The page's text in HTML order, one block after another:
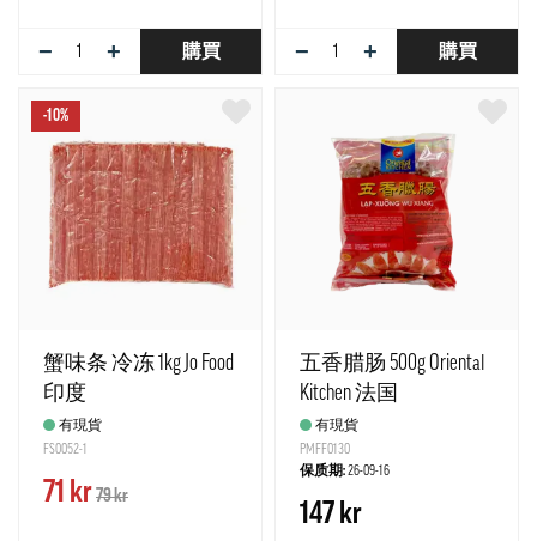
− + 購買 − + 購買
-10%
蟹味条 冷冻 1kg Jo Food
印度
有現貨
FS0052-1
71 kr79 kr
五香腊肠 500g Oriental
Kitchen 法国
有現貨
PMFF0130
保质期:26-09-16
147 kr